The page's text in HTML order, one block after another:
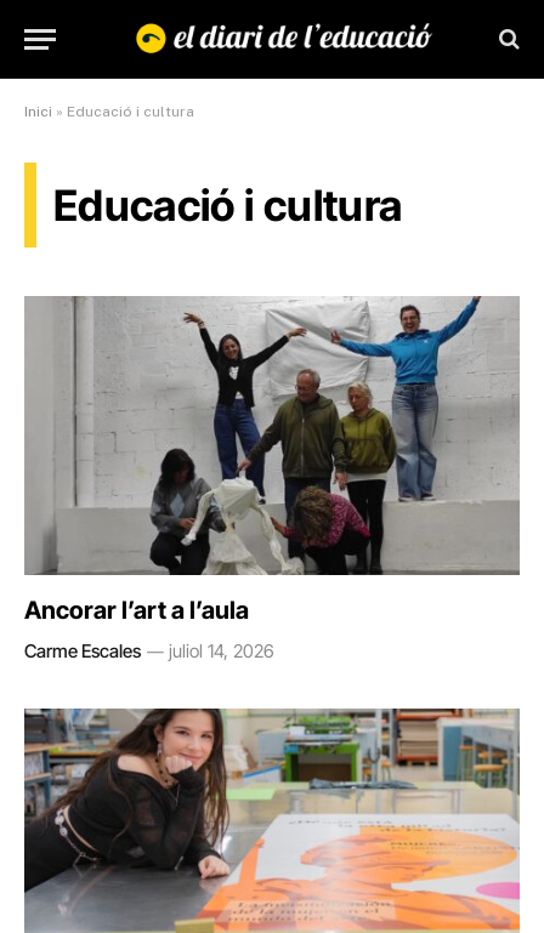
Inici » Educació i cultura
Educació i cultura
Ancorar l’art a l’aula
Carme Escales juliol 14, 2026